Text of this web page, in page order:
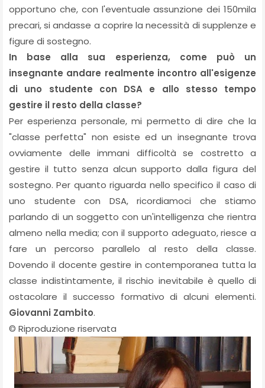
opportuno che, con l'eventuale assunzione dei 150mila
precari, si andasse a coprire la necessità di supplenze e
figure di sostegno.
In base alla sua esperienza, come può un
insegnante andare realmente incontro all'esigenze
di uno studente con DSA e allo stesso tempo
gestire il resto della classe?
Per esperienza personale, mi permetto di dire che la
"classe perfetta" non esiste ed un insegnante trova
ovviamente delle immani difficoltà se costretto a
gestire il tutto senza alcun supporto dalla figura del
sostegno. Per quanto riguarda nello specifico il caso di
uno studente con DSA, ricordiamoci che stiamo
parlando di un soggetto con un'intelligenza che rientra
almeno nella media; con il supporto adeguato, riesce a
fare un percorso parallelo al resto della classe.
Dovendo il docente gestire in contemporanea tutta la
classe indistintamente, il rischio inevitabile è quello di
ostacolare il successo formativo di alcuni elementi.
Giovanni Zambito.
© Riproduzione riservata